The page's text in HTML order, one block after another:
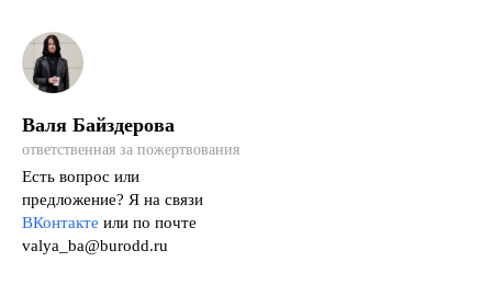
Валя Байздерова
ответственная за пожертвования
Есть вопрос или
предложение? Я на связи
ВКонтакте или по почте
valya_ba@burodd.ru